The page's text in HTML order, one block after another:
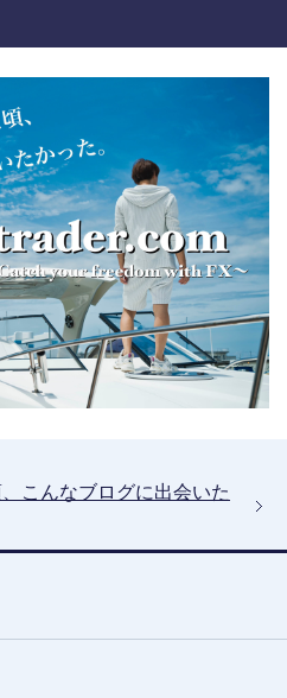
こんなブログに出会いた